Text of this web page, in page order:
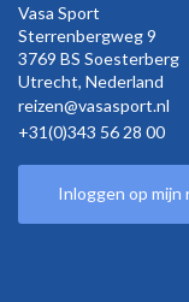
Vasa Sport
Sterrenbergweg9
3769 BS Soesterberg
Utrecht, Nederland
reizen@vasasport.nl
+31(0)343 56 28 00
Inloggen op mijn